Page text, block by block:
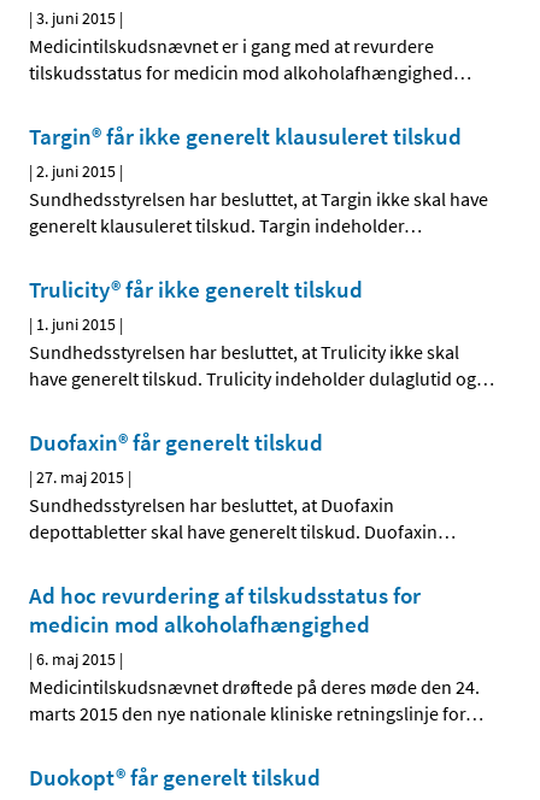
|3. juni 2015 |
Medicintilskudsnævnet er i gang med at revurdere
tilskudsstatus for medicin mod alkoholafhængighed…
Targin® får ikke generelt klausuleret tilskud
|2. juni 2015 |
Sundhedsstyrelsen har besluttet, at Targin ikke skal have
generelt klausuleret tilskud. Targin indeholder…
Trulicity® får ikke generelt tilskud
| 1. juni 2015 |
Sundhedsstyrelsen har besluttet, at Trulicity ikke skal
have generelt tilskud. Trulicity indeholder dulaglutid og…
Duofaxin® får generelt tilskud
|27. maj 2015 |
Sundhedsstyrelsen har besluttet, at Duofaxin
depottabletter skal have generelt tilskud. Duofaxin…
Ad hoc revurdering af tilskudsstatus for
medicin mod alkoholafhængighed
|6. maj 2015 |
Medicintilskudsnævnet drøftede på deres møde den 24.
marts 2015 den nye nationale kliniske retningslinje for…
Duokopt® får generelt tilskud